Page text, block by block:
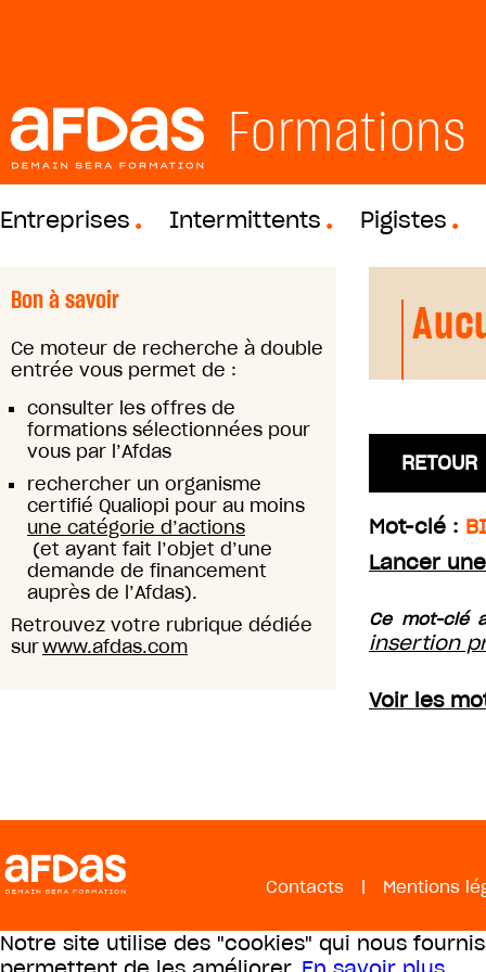
Formations
Entreprises Intermittents Pigistes
Bon à savoir
Ce moteur de recherche à double
entrée vous permet de :
consulter les offres de
formations sélectionnées pour
vous par l’Afdas
rechercher un organisme
certifié Qualiopi pour au moins
une catégorie d’actions
(et ayant fait l’objet d’une
demande de financement
auprès de l’Afdas).
Retrouvez votre rubrique dédiée
surwww.afdas.com
RETOUR
Mot-clé :
Lancer
Ce mot-clé
insertion
Voir les
Contacts | Mentions
Notre site utilise des "cookies" qui nous